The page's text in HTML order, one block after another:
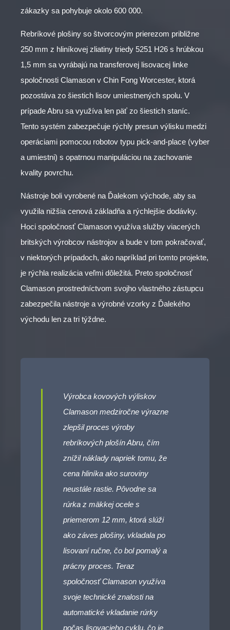
zákazky sa pohybuje okolo 600 000.
Rebríkové plošiny so štvorcovým prierezom približne
250 mm z hliníkovej zliatiny triedy 5251 H26 s hrúbkou
1,5 mm sa vyrábajú na transferovej lisovacej linke
spoločnosti Clamason v Chin Fong Worcester, ktorá
pozostáva zo šiestich lisov umiestnených spolu. V
prípade Abru sa využíva len päť zo šiestich staníc.
Tento systém zabezpečuje rýchly presun výlisku medzi
operáciami pomocou robotov typu pick-and-place (vyber
a umiestni) s opatrnou manipuláciou na zachovanie
kvality povrchu.
Nástroje boli vyrobené na Ďalekom východe, aby sa
využila nižšia cenová základňa a rýchlejšie dodávky.
Hoci spoločnosť Clamason využíva služby viacerých
britských výrobcov nástrojov a bude v tom pokračovať,
v niektorých prípadoch, ako napríklad pri tomto projekte,
je rýchla realizácia veľmi dôležitá. Preto spoločnosť
Clamason prostredníctvom svojho vlastného zástupcu
zabezpečila nástroje a výrobné vzorky z Ďalekého
východu len za tri týždne.
Výrobca kovových výliskov
Clamason medziročne výrazne
zlepšil proces výroby
rebríkových plošín Abru, čím
znížil náklady napriek tomu, že
cena hliníka ako suroviny
neustále rastie. Pôvodne sa
rúrka z mäkkej ocele s
priemerom 12 mm, ktorá slúži
ako záves plošiny, vkladala po
lisovaní ručne, čo bol pomalý a
prácny proces. Teraz
spoločnosť Clamason využíva
svoje technické znalosti na
automatické vkladanie rúrky
počas lisovacieho cyklu, čo je